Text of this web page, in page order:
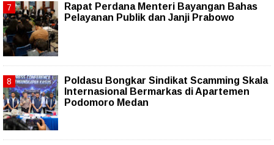
Rapat Perdana Menteri Bayangan Bahas
Pelayanan Publik dan Janji Prabowo
Poldasu Bongkar Sindikat Scamming Skala
Internasional Bermarkas di Apartemen
Podomoro Medan